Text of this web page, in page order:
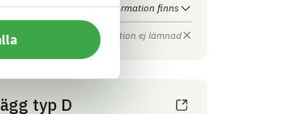
– EPD Information finns
TESTER Information ej lämnad
typ D